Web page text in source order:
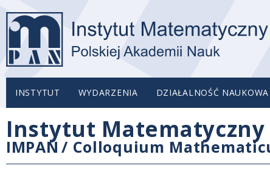
INSTYTUT WYDARZENIA DZIAŁALNOŚĆ NAUKOWA
Instytut
IMPAN / Colloquium